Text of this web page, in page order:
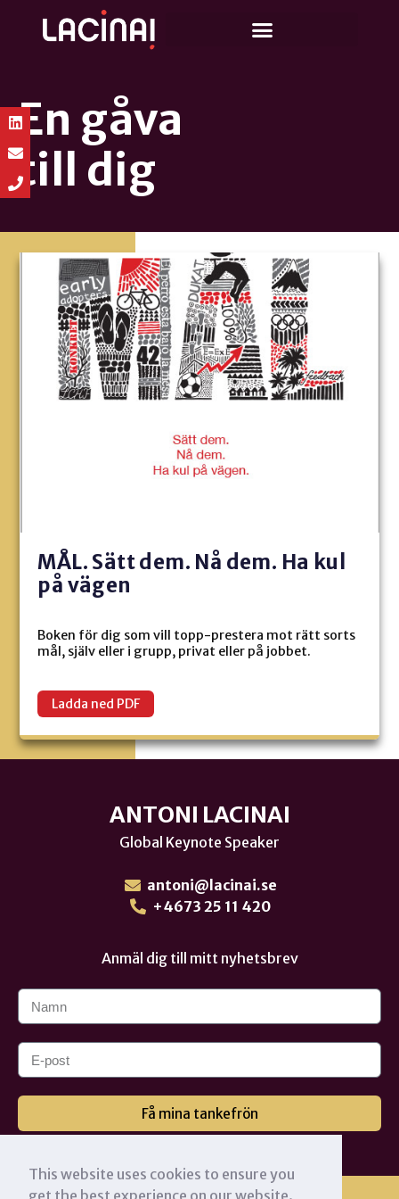
This website uses cookies to ensure you
En gåva
till dig
MÅL. Sätt dem. Nå dem. Ha kul
på vägen
Boken för dig som vill topp-prestera mot rätt sorts
mål, själv eller i grupp, privat eller på jobbet.
Ladda ned PDF
ANTONI LACINAI
Global Keynote Speaker
antoni@lacinai.se
+4673 25 11 420
Anmäl dig till mitt nyhetsbrev
Få mina tankefrön